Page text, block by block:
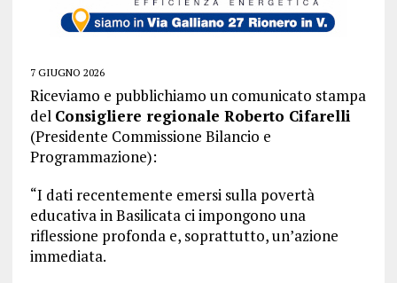
7 GIUGNO 2026
Riceviamo e pubblichiamo un comunicato stampa
del Consigliere regionale Roberto Cifarelli
(Presidente Commissione Bilancio e
Programmazione):
“I dati recentemente emersi sulla povertà
educativa in Basilicata ci impongono una
riflessione profonda e, soprattutto, un’azione
immediata.